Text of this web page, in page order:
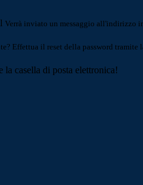
Verrà inviato un messaggio all'indirizzo
Effettua il reset della password tramite
casella di posta elettronica!